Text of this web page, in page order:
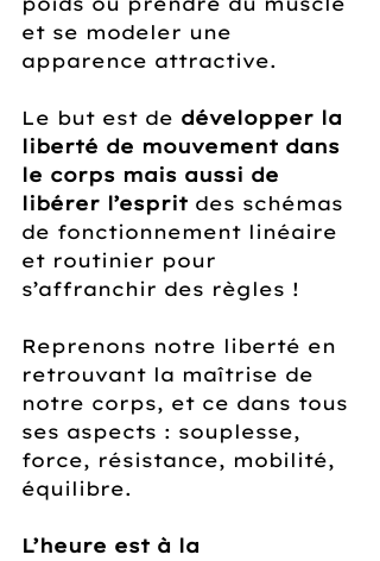
et se modeler une
apparence attractive.
Le but est de développer la
liberté de mouvement dans
le corps mais aussi de
libérer l’esprit des schémas
de fonctionnement linéaire
et routinier pour
s’affranchir des règles !
Reprenons notre liberté en
retrouvant la maîtrise de
notre corps, et ce dans tous
ses aspects : souplesse,
force, résistance, mobilité,
équilibre.
L’heure est à la